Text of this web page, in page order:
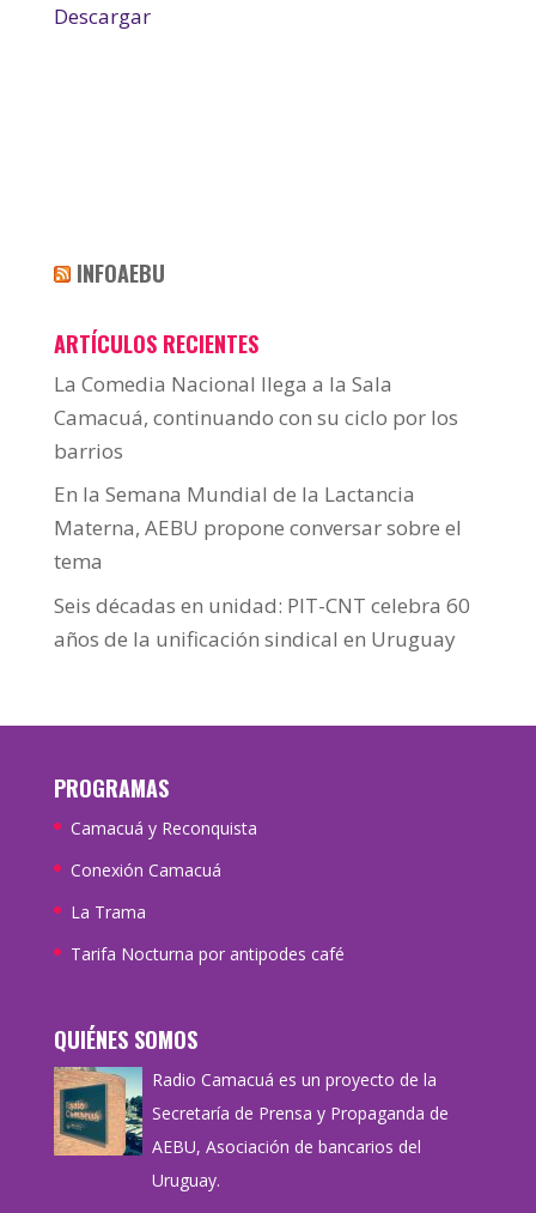
Descargar
INFOAEBU
ARTÍCULOS RECIENTES
La Comedia Nacional llega a la Sala
Camacuá, continuando con su ciclo por los
barrios
En la Semana Mundial de la Lactancia
Materna, AEBU propone conversar sobre el
tema
Seis décadas en unidad: PIT-CNT celebra 60
años de la unificación sindical en Uruguay
PROGRAMAS
Camacuá y Reconquista
Conexión Camacuá
La Trama
Tarifa Nocturna por antipodes café
QUIÉNES SOMOS
Radio Camacuá es un proyecto de la
Secretaría de Prensa y Propaganda de
AEBU, Asociación de bancarios del
Uruguay.